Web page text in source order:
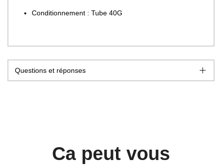
Conditionnement : Tube 40G
Questions et réponses
Ca peut vous